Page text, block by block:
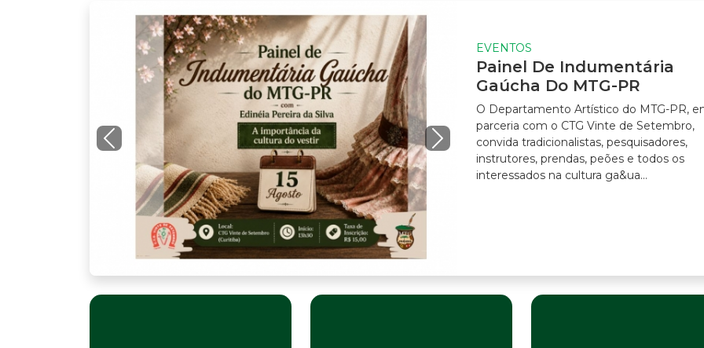
EVENTOS
Painel De Indumentária
Gaúcha Do MTG-PR
O Departamento Artístico do MTG-PR, em
parceria com o CTG Vinte de Setembro,
convida tradicionalistas, pesquisadores,
instrutores, prendas, peões e todos os
interessados na cultura ga&ua...